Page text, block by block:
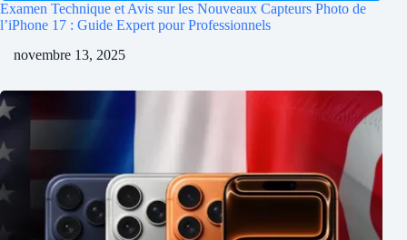
Examen Technique et Avis sur les Nouveaux Capteurs Photo de
l’iPhone 17 : Guide Expert pour Professionnels
novembre 13, 2025